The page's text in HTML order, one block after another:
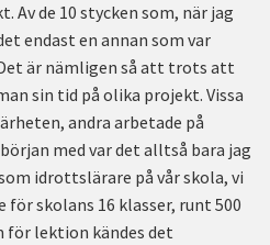
Av de 10 stycken som, när jag
endast en annan som var
är nämligen så att trots att
sin tid på olika projekt. Vissa
andra arbetade på
med var det alltså bara jag
idrottslärare på vår skola, vi
för skolans 16 klasser, runt 500
för lektion kändes det